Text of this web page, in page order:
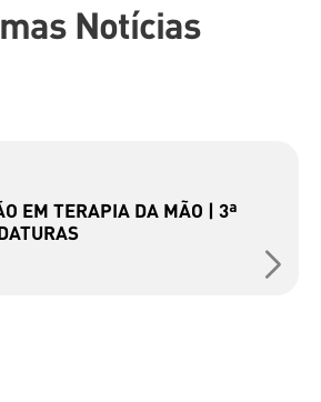
Notícias
EM TERAPIA DA MÃO | 3ª